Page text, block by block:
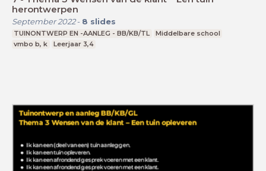
herontwerpen
September 2022- 8 slides
TUINONTWERP EN -AANLEG - BB/KB/TL
Middelbare school
vmbo b, k
Leerjaar 3,4